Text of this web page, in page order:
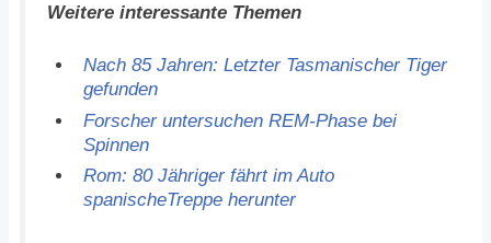
Weitere interessante Themen
Nach 85 Jahren: Letzter Tasmanischer Tiger
gefunden
Forscher untersuchen REM-Phase bei
Spinnen
Rom: 80 Jähriger fährt im Auto
spanischeTreppe herunter